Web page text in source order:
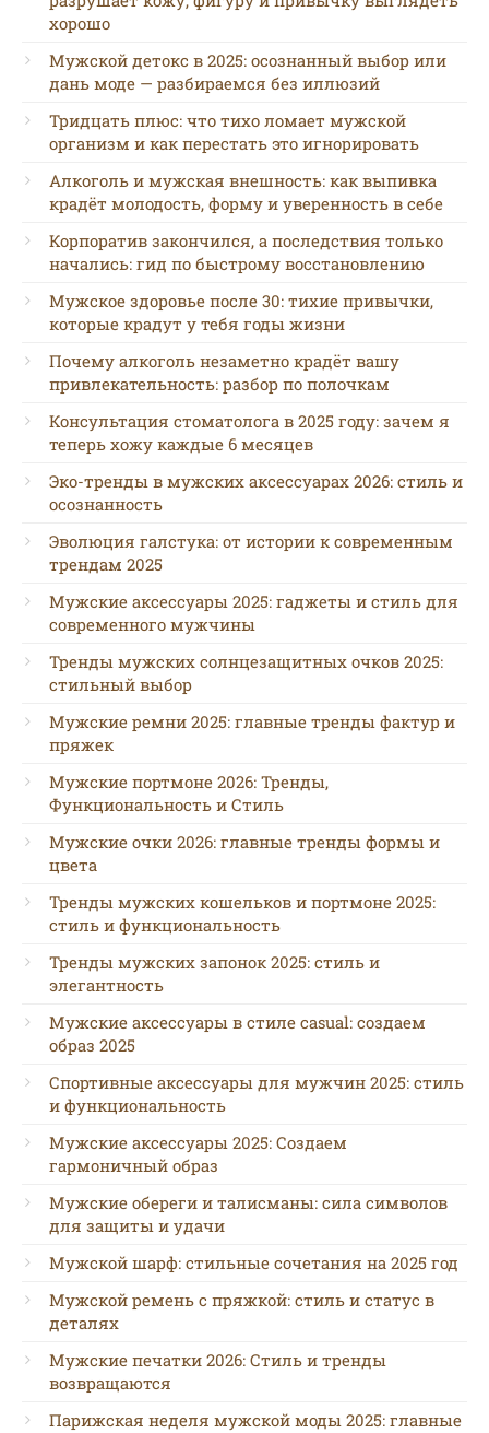
хорошо
Мужской детокс в 2025: осознанный выбор или
дань моде — разбираемся без иллюзий
Тридцать плюс: что тихо ломает мужской
организм и как перестать это игнорировать
Алкоголь и мужская внешность: как выпивка
крадёт молодость, форму и уверенность в себе
Корпоратив закончился, а последствия только
начались: гид по быстрому восстановлению
Мужское здоровье после 30: тихие привычки,
которые крадут у тебя годы жизни
Почему алкоголь незаметно крадёт вашу
привлекательность: разбор по полочкам
Консультация стоматолога в 2025 году: зачем я
теперь хожу каждые 6 месяцев
Эко-тренды в мужских аксессуарах 2026: стиль и
осознанность
Эволюция галстука: от истории к современным
трендам 2025
Мужские аксессуары 2025: гаджеты и стиль для
современного мужчины
Тренды мужских солнцезащитных очков 2025:
стильный выбор
Мужские ремни 2025: главные тренды фактур и
пряжек
Мужские портмоне 2026: Тренды,
Функциональность и Стиль
Мужские очки 2026: главные тренды формы и
цвета
Тренды мужских кошельков и портмоне 2025:
стиль и функциональность
Тренды мужских запонок 2025: стиль и
элегантность
Мужские аксессуары в стиле casual: создаем
образ 2025
Спортивные аксессуары для мужчин 2025: стиль
и функциональность
Мужские аксессуары 2025: Создаем
гармоничный образ
Мужские обереги и талисманы: сила символов
для защиты и удачи
Мужской шарф: стильные сочетания на 2025 год
Мужской ремень с пряжкой: стиль и статус в
деталях
Мужские печатки 2026: Стиль и тренды
возвращаются
Парижская неделя мужской моды 2025: главные